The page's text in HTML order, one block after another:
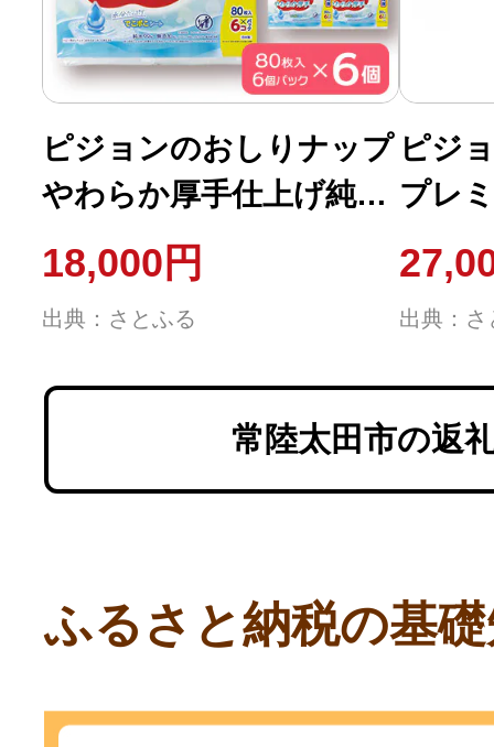
ピジョンのおしりナップ
やわらか厚手仕上げ純水
99% 80枚入 6個パック
×6
18,000円
出典：さとふる
ピジ
プレ
枚
出典：さ
常陸太田市の返
ふるさと納税の基